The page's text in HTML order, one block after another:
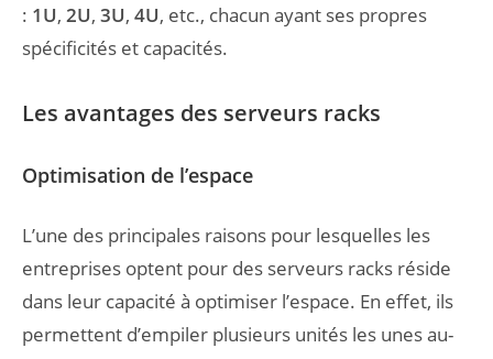
: 1U, 2U, 3U, 4U, etc., chacun ayant ses propres
spécificités et capacités.
Les avantages des serveurs racks
Optimisation de l’espace
L’une des principales raisons pour lesquelles les
entreprises optent pour des serveurs racks réside
dans leur capacité à optimiser l’espace. En effet, ils
permettent d’empiler plusieurs unités les unes au-